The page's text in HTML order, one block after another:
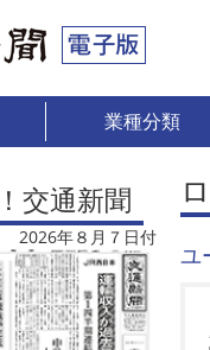
業種分類
交通新聞
2026年８月７日付
ユ